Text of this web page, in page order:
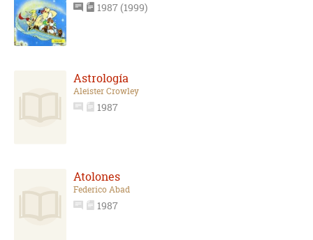
1987 (1999)
Astrología
Aleister Crowley
1987
Atolones
Federico Abad
1987